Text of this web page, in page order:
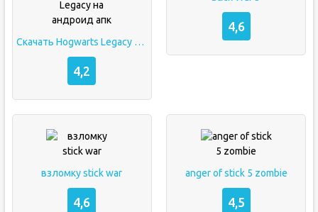
Скачать Hogwarts Legacy на андроид апк
4,2
4,6
взломку stick war
4,6
anger of stick 5 zombie
4,5